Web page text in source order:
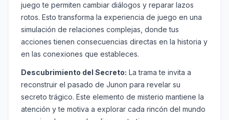
juego te permiten cambiar diálogos y reparar lazos
rotos. Esto transforma la experiencia de juego en una
simulación de relaciones complejas, donde tus
acciones tienen consecuencias directas en la historia y
en las conexiones que estableces.
Descubrimiento del Secreto: La trama te invita a
reconstruir el pasado de Junon para revelar su
secreto trágico. Este elemento de misterio mantiene la
atención y te motiva a explorar cada rincón del mundo